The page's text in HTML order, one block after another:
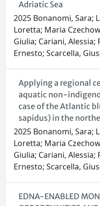
Adriatic Sea
2025 Bonanomi, Sara;
Loretta; Maria
Giulia; Cariani,
Ernesto; Scarcella,
Applying a regional
aquatic non-
case of the Atlantic
sapidus) in the
2025 Bonanomi, Sara;
Loretta; Maria
Giulia; Cariani,
Ernesto; Scarcella,
EDNA-ENABLED